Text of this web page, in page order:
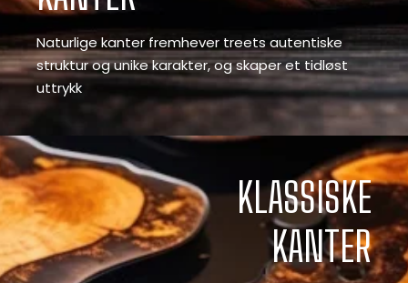
Naturlige kanter fremhever treets autentiske
struktur og unike karakter, og skaper et tidløst
uttrykk
KLASSISKE
KANTER